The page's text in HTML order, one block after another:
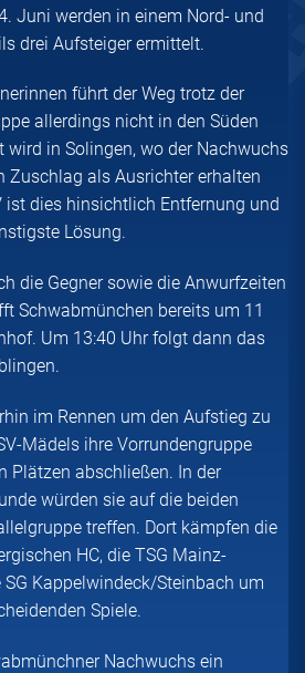
Juni werden in einem Nord- und
drei Aufsteiger ermittelt.
führt der Weg trotz der
allerdings nicht in den Süden
wird in Solingen, wo der Nachwuchs
Zuschlag als Ausrichter erhalten
ist dies hinsichtlich Entfernung und
Lösung.
die Gegner sowie die Anwurfzeiten
Schwabmünchen bereits um 11
Um 13:40 Uhr folgt dann das
im Rennen um den Aufstieg zu
Mädels ihre Vorrundengruppe
Plätzen abschließen. In der
würden sie auf die beiden
treffen. Dort kämpfen die
HC, die TSG Mainz-
Kappelwindeck/Steinbach um
Spiele.
Nachwuchs ein